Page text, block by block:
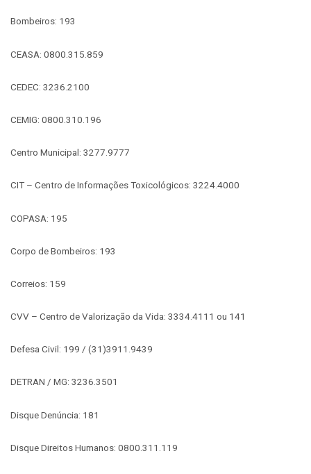
Bombeiros: 193
CEASA: 0800.315.859
CEDEC: 3236.2100
CEMIG: 0800.310.196
Centro Municipal: 3277.9777
CIT – Centro de Informações Toxicológicos: 3224.4000
COPASA: 195
Corpo de Bombeiros: 193
Correios: 159
CVV – Centro de Valorização da Vida: 3334.4111 ou 141
Defesa Civil: 199 / (31)3911.9439
DETRAN / MG: 3236.3501
Disque Denúncia: 181
Disque Direitos Humanos: 0800.311.119